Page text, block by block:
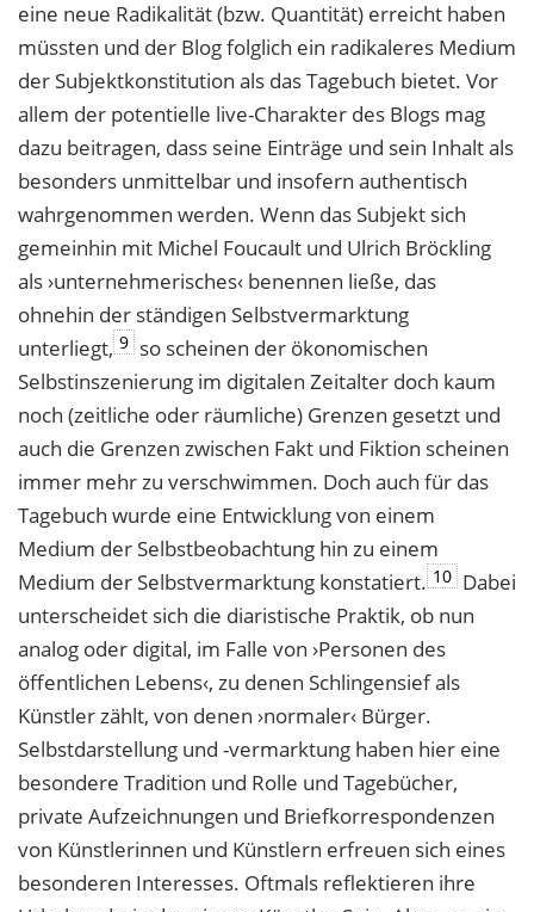
eine neue Radikalität (bzw. Quantität) erreicht haben
müssten und der Blog folglich ein radikaleres Medium
der Subjektkonstitution als das Tagebuch bietet. Vor
allem der potentielle live-Charakter des Blogs mag
dazu beitragen, dass seine Einträge und sein Inhalt als
besonders unmittelbar und insofern authentisch
wahrgenommen werden. Wenn das Subjekt sich
gemeinhin mit Michel Foucault und Ulrich Bröckling
als ›unternehmerisches‹ benennen ließe, das
ohnehin der ständigen Selbstvermarktung
unterliegt, 9 so scheinen der ökonomischen
Selbstinszenierung im digitalen Zeitalter doch kaum
noch (zeitliche oder räumliche) Grenzen gesetzt und
auch die Grenzen zwischen Fakt und Fiktion scheinen
immer mehr zu verschwimmen. Doch auch für das
Tagebuch wurde eine Entwicklung von einem
Medium der Selbstbeobachtung hin zu einem
Medium der Selbstvermarktung konstatiert. 10 Dabei
unterscheidet sich die diaristische Praktik, ob nun
analog oder digital, im Falle von ›Personen des
öffentlichen Lebens‹, zu denen Schlingensief als
Künstler zählt, von denen ›normaler‹ Bürger.
Selbstdarstellung und -vermarktung haben hier eine
besondere Tradition und Rolle und Tagebücher,
private Aufzeichnungen und Briefkorrespondenzen
von Künstlerinnen und Künstlern erfreuen sich eines
besonderen Interesses. Oftmals reflektieren ihre